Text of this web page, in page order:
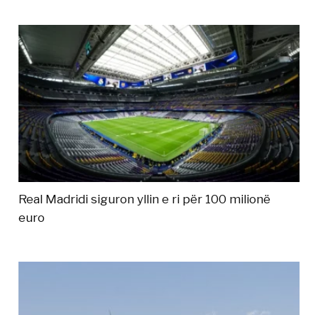
Real Madridi siguron yllin e ri për 100 milionë
euro